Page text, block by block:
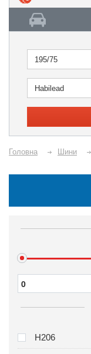
195/75
Habilead
Головна Шини
H206